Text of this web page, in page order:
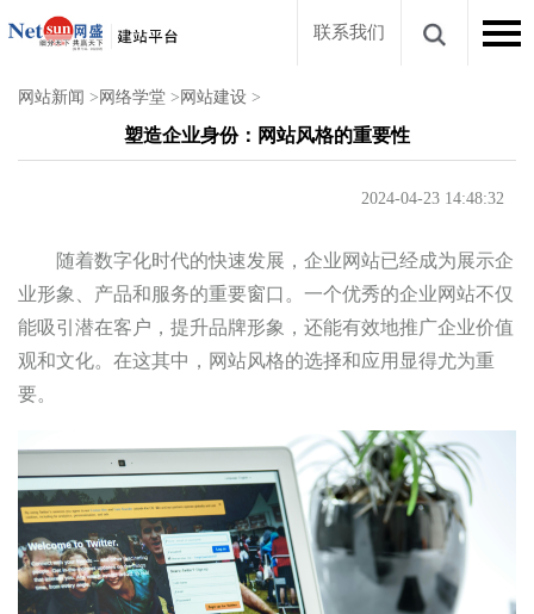
联系我们
网站新闻 > 网络学堂 > 网站建设 >
塑造企业身份：网站风格的重要性
2024-04-23 14:48:32
随着数字化时代的快速发展，企业网站已经成为展示企
业形象、产品和服务的重要窗口。一个优秀的企业网站不仅
能吸引潜在客户，提升品牌形象，还能有效地推广企业价值
观和文化。在这其中，网站风格的选择和应用显得尤为重
要。